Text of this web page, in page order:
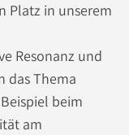
Platz in unserem
Resonanz und
das Thema
beim
am